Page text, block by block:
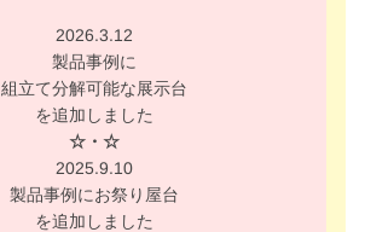
2026.3.12
製品事例に
組立て分解可能な展示台
を追加しました
☆・☆
2025.9.10
製品事例にお祭り屋台
を追加しました